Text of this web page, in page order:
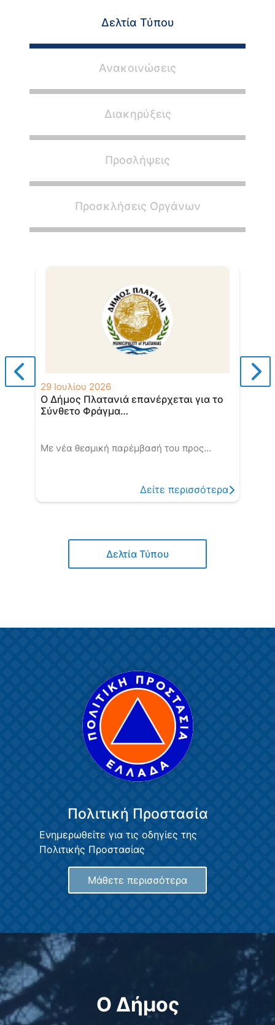
Δελτία Τύπου
Ανακοινώσεις
Διακηρύξεις
Προσλήψεις
Προσκλήσεις Οργάνων
29 Ιουλίου 2026
Ο Δήμος Πλατανιά επανέρχεται για το
Σύνθετο Φράγμα…
Με νέα θεσμική παρέμβασή του προς…
Δείτε περισσότερα
29
Δελτία Τύπου
Πολιτική Προστασία
Ενημερωθείτε για τις οδηγίες της
Πολιτικής Προστασίας
Μάθετε περισσότερα
Ο Δήμος